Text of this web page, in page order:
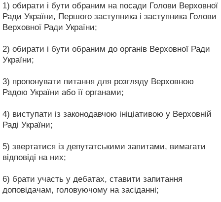
1) обирати і бути обраним на посади Голови Верховної
Ради України, Першого заступника і заступника Голови
Верховної Ради України;
2) обирати і бути обраним до органів Верховної Ради
України;
3) пропонувати питання для розгляду Верховною
Радою України або її органами;
4) виступати із законодавчою ініціативою у Верховній
Раді України;
5) звертатися із депутатськими запитами, вимагати
відповіді на них;
6) брати участь у дебатах, ставити запитання
доповідачам, головуючому на засіданні;